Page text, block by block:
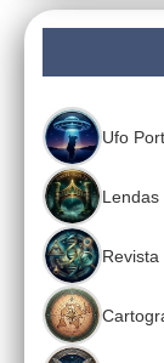
Ufo
Lendas
Revista